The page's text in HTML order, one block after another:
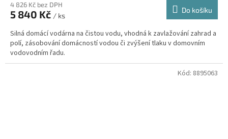
4 826 Kč bez DPH
5 840 Kč / ks
Do košíku
Silná domácí vodárna na čistou vodu, vhodná k zavlažování zahrad a
polí, zásobování domácností vodou či zvýšení tlaku v domovním
vodovodním řadu.
Kód: 8895063